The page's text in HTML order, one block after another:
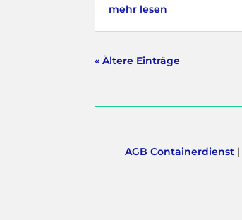
mehr lesen
« Ältere Einträge
AGB Containerdienst|